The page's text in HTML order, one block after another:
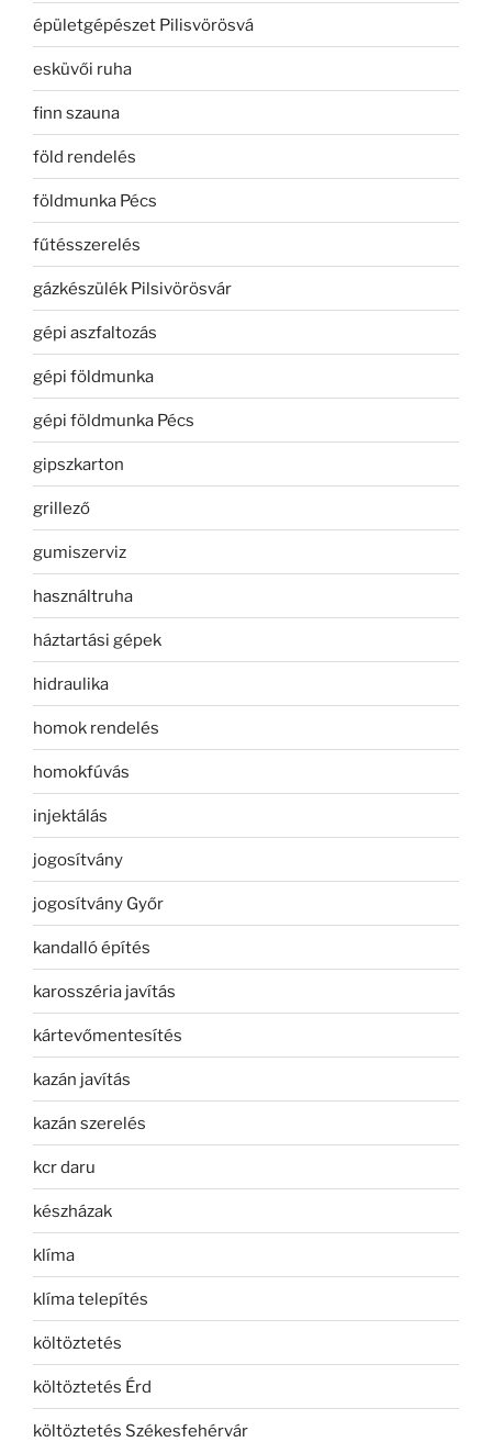
épületgépészet Pilisvörösvá
esküvői ruha
finn szauna
föld rendelés
földmunka Pécs
fűtésszerelés
gázkészülék Pilsivörösvár
gépi aszfaltozás
gépi földmunka
gépi földmunka Pécs
gipszkarton
grillező
gumiszerviz
használtruha
háztartási gépek
hidraulika
homok rendelés
homokfúvás
injektálás
jogosítvány
jogosítvány Győr
kandalló építés
karosszéria javítás
kártevőmentesítés
kazán javítás
kazán szerelés
kcr daru
készházak
klíma
klíma telepítés
költöztetés
költöztetés Érd
költöztetés Székesfehérvár